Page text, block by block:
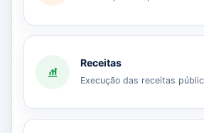
Receitas
Execução das receitas